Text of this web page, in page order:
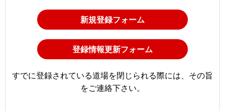
新規登録フォーム
登録情報更新フォーム
すでに登録されている道場を閉じられる際には、その旨
をご連絡下さい。